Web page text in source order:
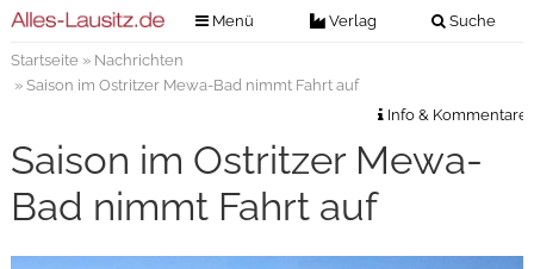
Menü Verlag Suche
Verlag
Kontakt
Impressum
Veranstaltungstickets
Anzeigenannahme
Anzeigensuche
Startseite» Nachrichten
» Saison im Ostritzer Mewa-Bad nimmt Fahrt auf
Info & Kommentare
Saison im Ostritzer Mewa-
Bad nimmt Fahrt auf